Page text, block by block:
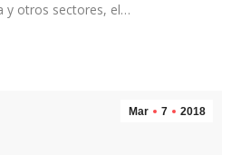
y otros sectores, el…
Mar 7 2018